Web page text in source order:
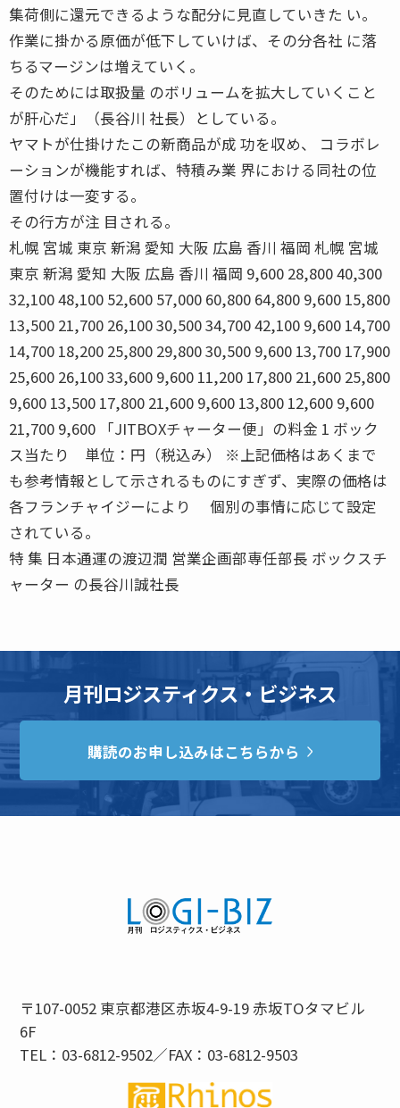
集荷側に還元できるような配分に見直していきた い。
作業に掛かる原価が低下していけば、その分各社 に落
ちるマージンは増えていく。
そのためには取扱量 のボリュームを拡大していくこと
が肝心だ」（長谷川 社長）としている。
ヤマトが仕掛けたこの新商品が成 功を収め、 コラボレ
ーションが機能すれば、特積み業 界における同社の位
置付けは一変する。
その行方が注 目される。
札幌 宮城 東京 新潟 愛知 大阪 広島 香川 福岡 札幌 宮城
東京 新潟 愛知 大阪 広島 香川 福岡 9,600 28,800 40,300
32,100 48,100 52,600 57,000 60,800 64,800 9,600 15,800
13,500 21,700 26,100 30,500 34,700 42,100 9,600 14,700
14,700 18,200 25,800 29,800 30,500 9,600 13,700 17,900
25,600 26,100 33,600 9,600 11,200 17,800 21,600 25,800
9,600 13,500 17,800 21,600 9,600 13,800 12,600 9,600
21,700 9,600 「JITBOXチャーター便」の料金 1 ボック
ス当たり 単位：円（税込み） ※上記価格はあくまで
も参考情報として示されるものにすぎず、実際の価格は
各フランチャイジーにより 個別の事情に応じて設定
されている。
特 集 日本通運の渡辺潤 営業企画部専任部長 ボックスチ
ャーター の長谷川誠社長
月刊ロジスティクス・ビジネス
購読のお申し込みはこちらから
〒107-0052 東京都港区赤坂4-9-19 赤坂TOタマビル
6F
TEL：03-6812-9502／FAX：03-6812-9503